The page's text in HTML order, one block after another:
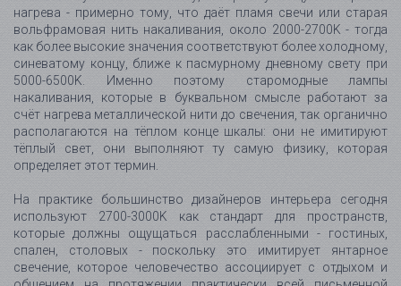
нагрева - примерно тому, что даёт пламя свечи или старая
вольфрамовая нить накаливания, около 2000-2700K - тогда
как более высокие значения соответствуют более холодному,
синеватому концу, ближе к пасмурному дневному свету при
5000-6500K. Именно поэтому старомодные лампы
накаливания, которые в буквальном смысле работают за
счёт нагрева металлической нити до свечения, так органично
располагаются на тёплом конце шкалы: они не имитируют
тёплый свет, они выполняют ту самую физику, которая
определяет этот термин.
На практике большинство дизайнеров интерьера сегодня
используют 2700-3000K как стандарт для пространств,
которые должны ощущаться расслабленными - гостиных,
спален, столовых - поскольку это имитирует янтарное
свечение, которое человечество ассоциирует с отдыхом и